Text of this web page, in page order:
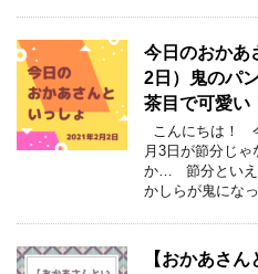
今日のおかあ
2日）鬼のパ
茶目で可愛い
こんにちは！
月3日が節分じゃ
か… 節分といえ
かしらが鬼にな
【おかあさ